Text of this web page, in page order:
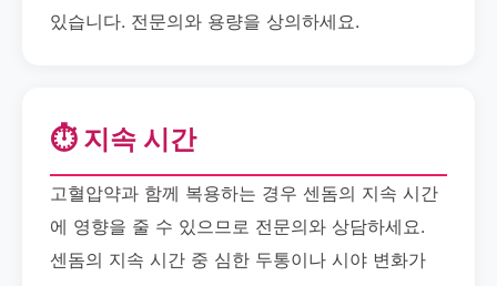
있습니다. 전문의와 용량을 상의하세요.
⏱️ 지속 시간
고혈압약과 함께 복용하는 경우 센돔의 지속 시간
에 영향을 줄 수 있으므로 전문의와 상담하세요.
센돔의 지속 시간 중 심한 두통이나 시야 변화가